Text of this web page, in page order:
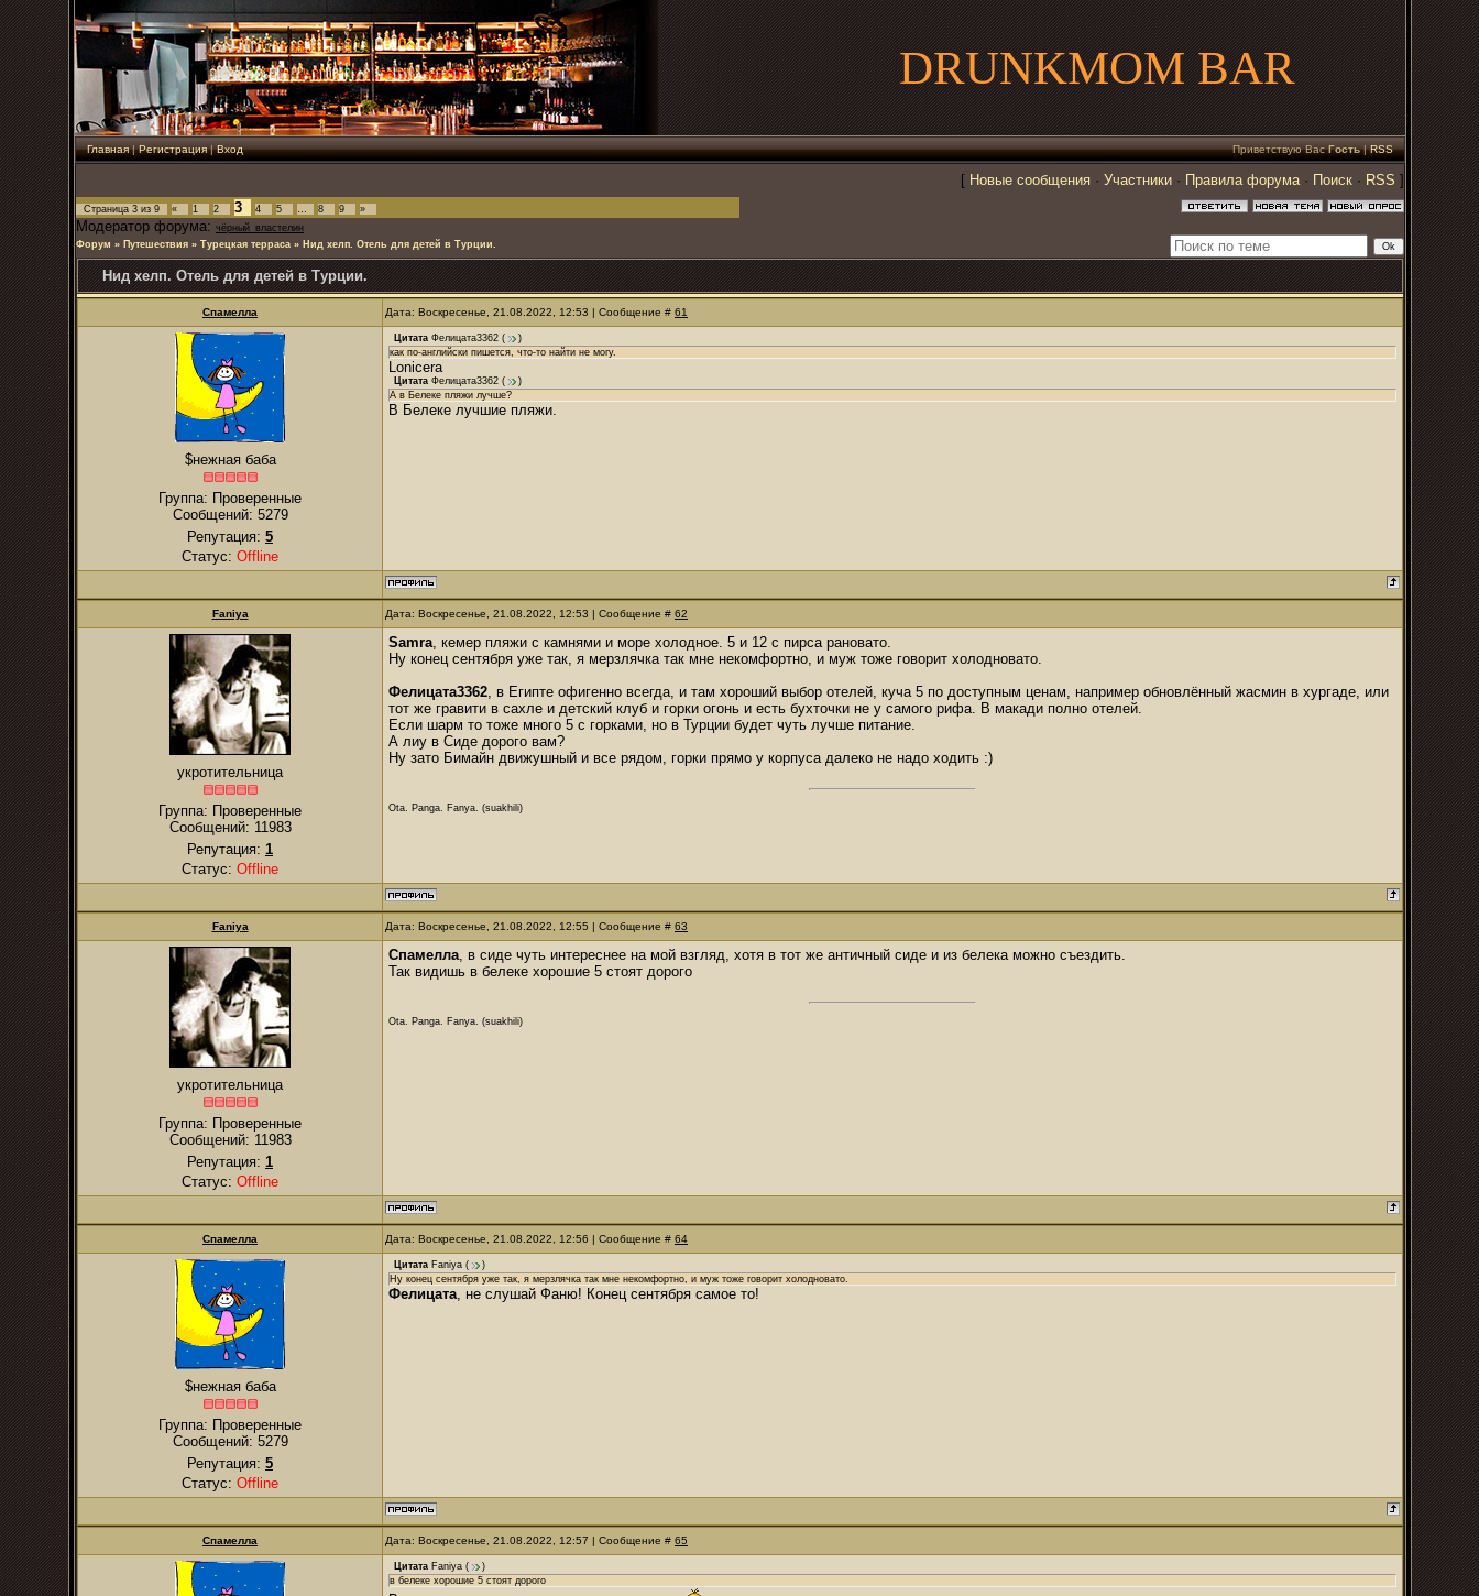
DRUNKMOM BAR
Главная|Регистрация|Вход Приветствую Вас Гость|RSS
[ Новые сообщения · Участники · Правила форума· Поиск · RSS ]
Страница 3 из 9 « 1 2 3 4 5 … 8 9 »
Модератор форума: чёрный_властелин
Форум » Путешествия » Турецкая терраса » Нид хелп. Отель для детей в Турции.
Нид хелп. Отель для детей в Турции.
Спамелла Дата: Воскресенье, 21.08.2022, 12:53 | Сообщение # 61
$нежная баба
Группа: Проверенные
Сообщений: 5279
Репутация: 5
Статус: Offline
Цитата Фелицата3362 (
)
как по-английски пишется, что-то найти не могу.
Lonicera
Цитата Фелицата3362 (
)
А в Белеке пляжи лучше?
В Белеке лучшие пляжи.
Faniya Дата: Воскресенье, 21.08.2022, 12:53 | Сообщение # 62
укротительница
Группа: Проверенные
Сообщений: 11983
Репутация: 1
Статус: Offline
Samra, кемер пляжи с камнями и море холодное. 5 и 12 с пирса рановато.
Ну конец сентября уже так, я мерзлячка так мне некомфортно, и муж тоже говорит холодновато.
Фелицата3362, в Египте офигенно всегда, и там хороший выбор отелей, куча 5 по доступным ценам, например обновлённый жасмин в хургаде, или
тот же гравити в сахле и детский клуб и горки огонь и есть бухточки не у самого рифа. В макади полно отелей.
Если шарм то тоже много 5 с горками, но в Турции будет чуть лучше питание.
А лиу в Сиде дорого вам?
Ну зато Бимайн движушный и все рядом, горки прямо у корпуса далеко не надо ходить :)
Ota. Panga. Fanya. (suakhili)
Faniya Дата: Воскресенье, 21.08.2022, 12:55 | Сообщение # 63
укротительница
Группа: Проверенные
Сообщений: 11983
Репутация: 1
Статус: Offline
Спамелла, в сиде чуть интереснее на мой взгляд, хотя в тот же античный сиде и из белека можно съездить.
Так видишь в белеке хорошие 5 стоят дорого
Ota. Panga. Fanya. (suakhili)
Спамелла Дата: Воскресенье, 21.08.2022, 12:56 | Сообщение # 64
$нежная баба
Группа: Проверенные
Сообщений: 5279
Репутация: 5
Статус: Offline
Цитата Faniya (
)
Ну конец сентября уже так, я мерзлячка так мне некомфортно, и муж тоже говорит холодновато.
Фелицата, не слушай Фаню! Конец сентября самое то!
Спамелла Дата: Воскресенье, 21.08.2022, 12:57 | Сообщение # 65
Цитата Faniya (
)
в белеке хорошие 5 стоят дорого